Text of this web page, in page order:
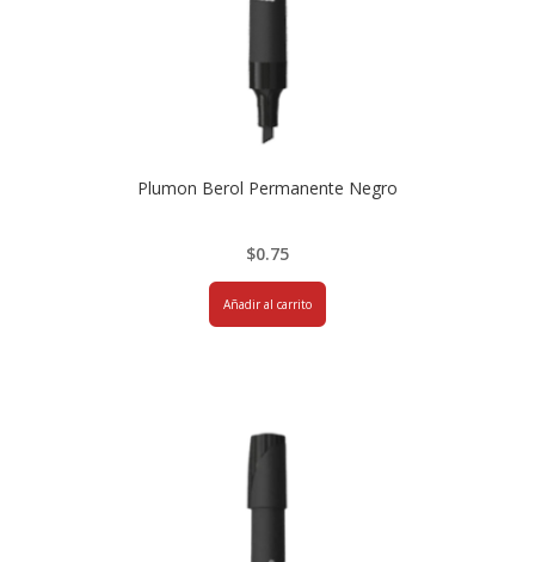
Plumon Berol Permanente Negro
$0.75
Añadir al carrito